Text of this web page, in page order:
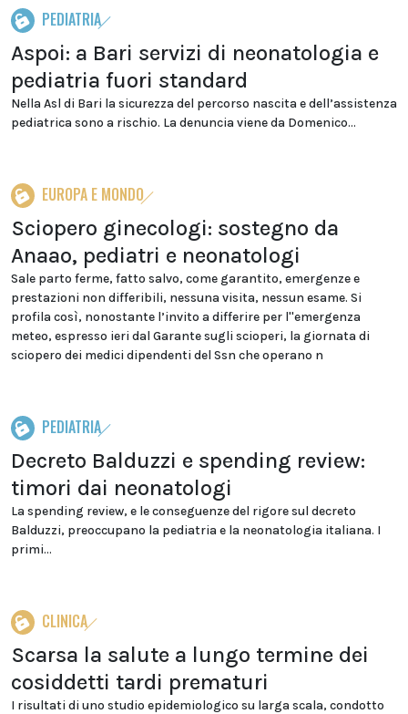
PEDIATRIA
Aspoi: a Bari servizi di neonatologia e
pediatria fuori standard
Nella Asl di Bari la sicurezza del percorso nascita e dell’assistenza
pediatrica sono a rischio. La denuncia viene da Domenico...
EUROPA E MONDO
Sciopero ginecologi: sostegno da
Anaao, pediatri e neonatologi
Sale parto ferme, fatto salvo, come garantito, emergenze e
prestazioni non differibili, nessuna visita, nessun esame. Si
profila così, nonostante l’invito a differire per l''emergenza
meteo, espresso ieri dal Garante sugli scioperi, la giornata di
sciopero dei medici dipendenti del Ssn che operano n
PEDIATRIA
Decreto Balduzzi e spending review:
timori dai neonatologi
La spending review, e le conseguenze del rigore sul decreto
Balduzzi, preoccupano la pediatria e la neonatologia italiana. I
primi...
CLINICA
Scarsa la salute a lungo termine dei
cosiddetti tardi prematuri
I risultati di uno studio epidemiologico su larga scala, condotto